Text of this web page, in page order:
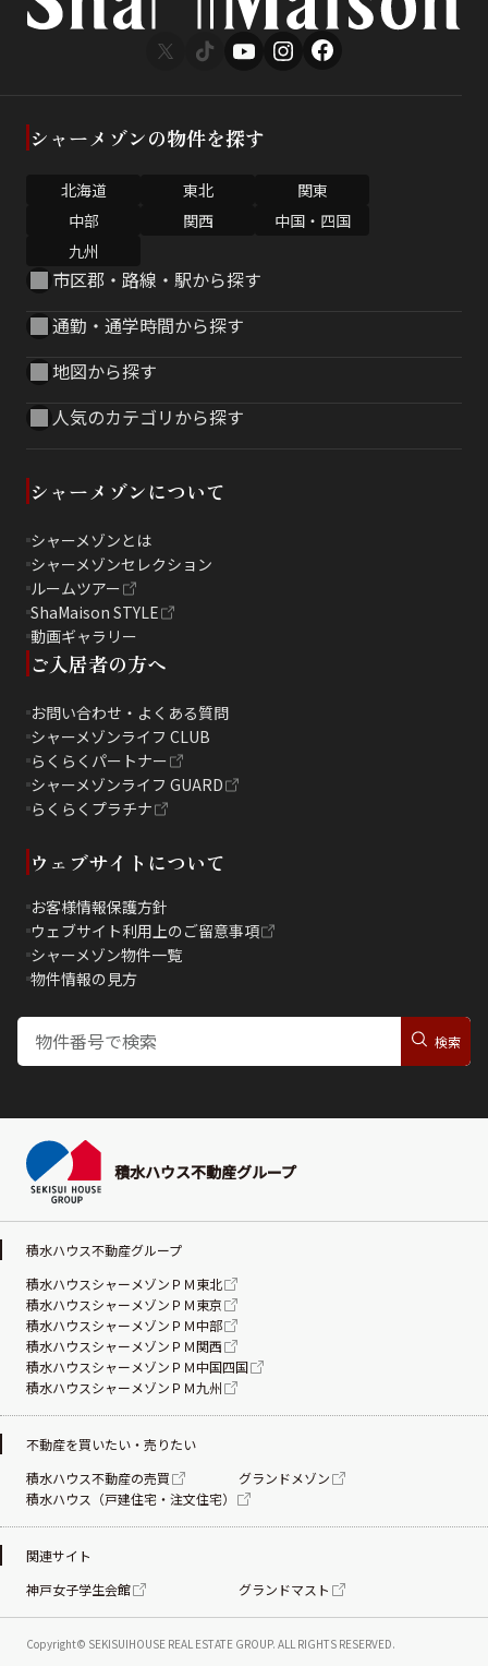
シャーメゾンの物件を探す
北海道 東北
関東
中部
関西
中国・四国
九州
市区郡・路線・駅から探す
通勤・通学時間から探す
地図から探す
人気のカテゴリから探す
シャーメゾンについて
シャーメゾンとは
シャーメゾンセレクション
ルームツアー
ShaMaison STYLE
動画ギャラリー
ご入居者の方へ
お問い合わせ・よくある質問
シャーメゾンライフ CLUB
らくらくパートナー
シャーメゾンライフ GUARD
らくらくプラチナ
ウェブサイトについて
お客様情報保護方針
ウェブサイト利用上のご留意事項
シャーメゾン物件一覧
物件情報の見方
積水ハウス不動産グループ
Copyright© SEKISUIHOUSE REAL ESTATE GROUP. ALL RIGHTS RESERVED.
積水ハウス不動産グループ
積水ハウスシャーメゾンＰＭ東北
積水ハウスシャーメゾンＰＭ東京
積水ハウスシャーメゾンＰＭ中部
積水ハウスシャーメゾンＰＭ関西
積水ハウスシャーメゾンＰＭ中国四国
積水ハウスシャーメゾンＰＭ九州
不動産を買いたい・売りたい
積水ハウス不動産の売買
グランドメゾン
積水ハウス（戸建住宅・注文住宅）
関連サイト
神戸女子学生会館
グランドマスト